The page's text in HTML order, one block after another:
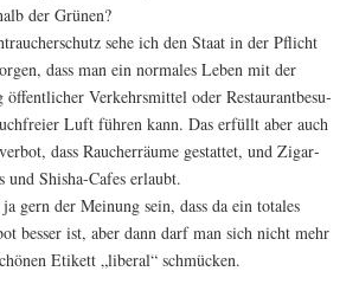
der Grünen?
sehe ich den Staat in der Pflicht
dass man ein nor­ma­les Leben mit der
öffent­li­cher Ver­kehrs­mit­tel oder Restau­rant­be­su­
Luft füh­ren kann. Das erfüllt aber auch
dass Rau­cher­räu­me gestat­tet, und Zigar­
und Shi­sha-Cafes erlaubt.
gern der Mei­nung sein, dass da ein tota­les
bes­ser ist, aber dann darf man sich nicht mehr
Eti­kett „libe­ral“ schmücken.